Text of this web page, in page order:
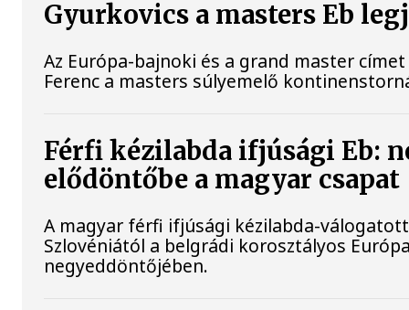
Gyurkovics a masters Eb
Az Európa-bajnoki és a grand master
Ferenc a masters súlyemelő
Férfi kézilabda ifjúsági Eb:
elődöntőbe a magyar csapat
A magyar férfi ifjúsági kézilabda-
Szlovéniától a belgrádi korosztályos
negyeddöntőjében.